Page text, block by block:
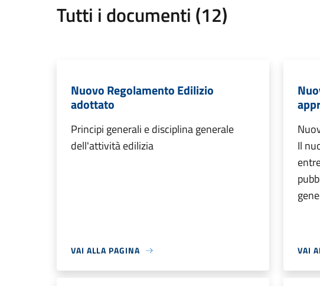
Tutti i documenti (12)
Nuovo Regolamento Edilizio
adottato
Principi generali e disciplina generale
dell'attività edilizia
VAI ALLA PAGINA
Il
VAI